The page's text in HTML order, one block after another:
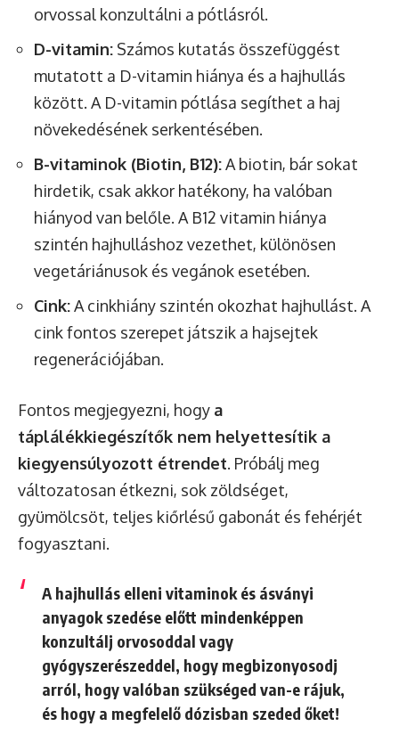
orvossal konzultálni a pótlásról.
D-vitamin: Számos kutatás összefüggést
mutatott a D-vitamin hiánya és a hajhullás
között. A D-vitamin pótlása segíthet a haj
növekedésének serkentésében.
B-vitaminok (Biotin, B12):A biotin, bár sokat
hirdetik, csak akkor hatékony, ha valóban
hiányod van belőle. A B12 vitamin hiánya
szintén hajhulláshoz vezethet, különösen
vegetáriánusok és vegánok esetében.
Cink:A cinkhiány szintén okozhat hajhullást. A
cink fontos szerepet játszik a hajsejtek
regenerációjában.
Fontos megjegyezni, hogy a
táplálékkiegészítők nem helyettesítik a
kiegyensúlyozott étrendet. Próbálj meg
változatosan étkezni, sok zöldséget,
gyümölcsöt, teljes kiőrlésű gabonát és fehérjét
fogyasztani.
A hajhullás elleni vitaminok és ásványi
anyagok szedése előtt mindenképpen
konzultálj orvosoddal vagy
gyógyszerészeddel, hogy megbizonyosodj
arról, hogy valóban szükséged van-e rájuk,
és hogy a megfelelő dózisban szeded őket!